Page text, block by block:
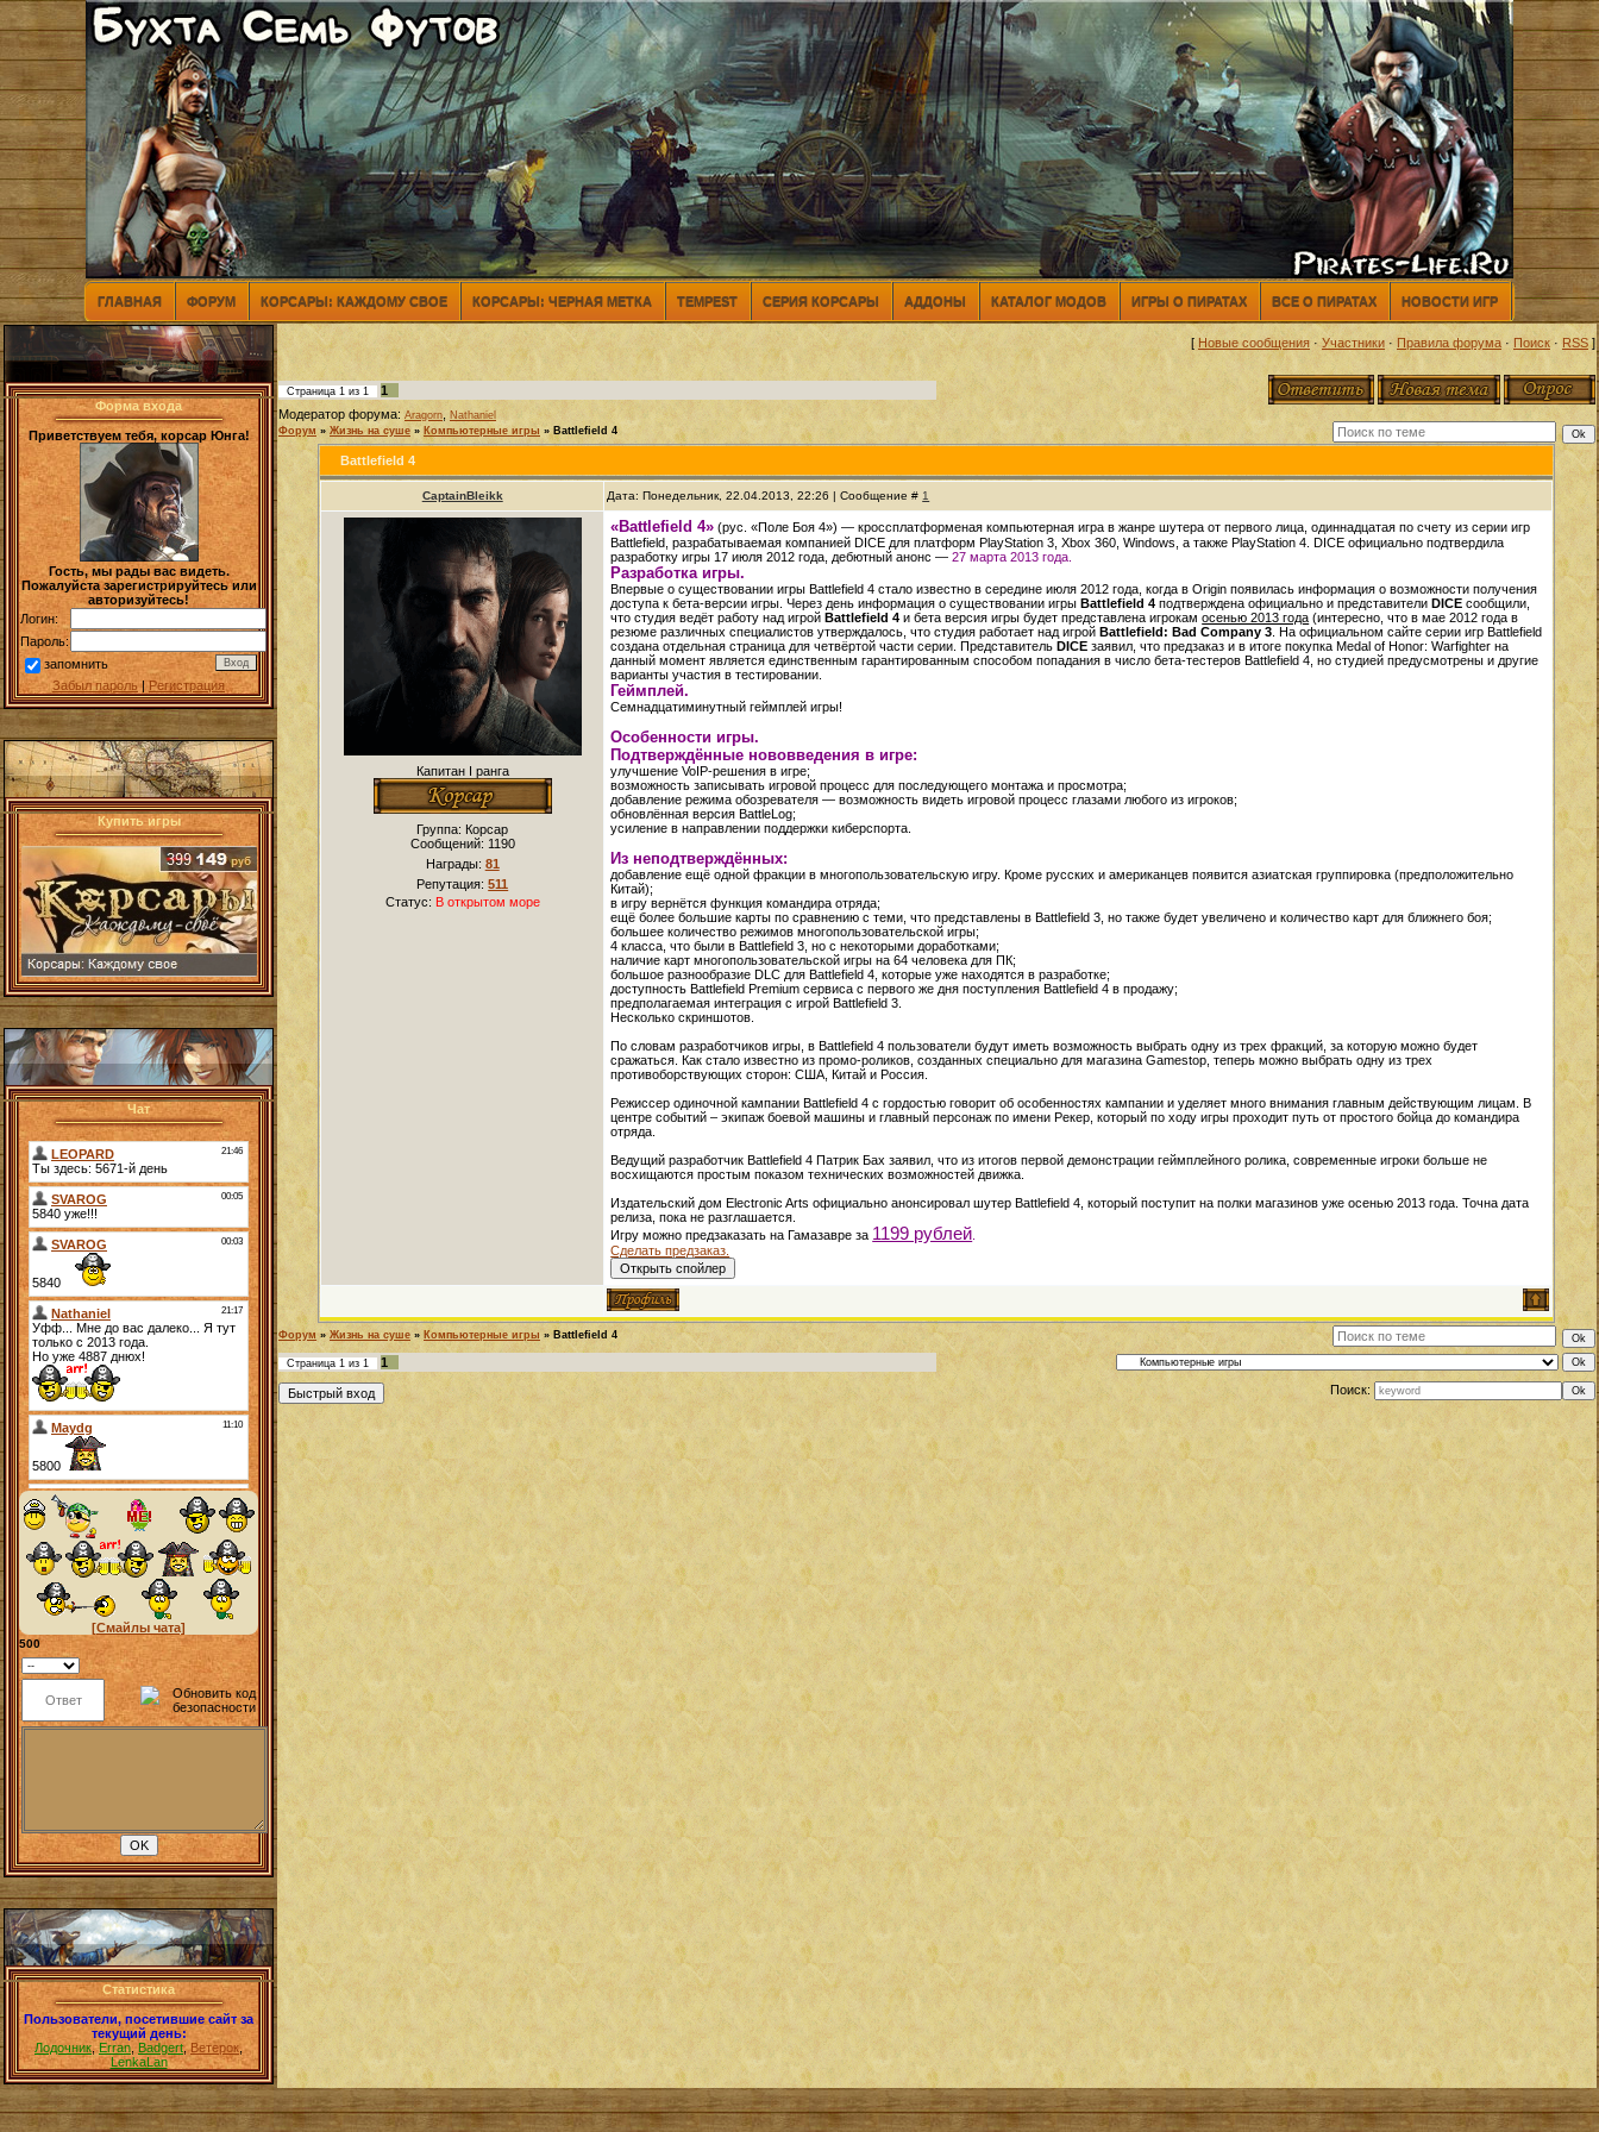
ГЛАВНАЯ ФОРУМ КОРСАРЫ: КАЖДОМУ СВОЕ КОРСАРЫ: ЧЕРНАЯ МЕТКА TEMPEST СЕРИЯ КОРСАРЫ АДДОНЫ КАТАЛОГ МОДОВ ИГРЫ О ПИРАТАХ ВСЕ О ПИРАТАХ НОВОСТИ ИГР
Форма входа
Приветствуем тебя, корсар Юнга!
Гость, мы рады вас видеть.
Пожалуйста зарегистрируйтесь или
авторизуйтесь!
Логин:
Пароль:
запомнить
Забыл пароль|Регистрация
Купить игры
Чат
[Смайлы чата]
500
Статистика
Пользователи, посетившие сайт за
текущий день:
Лодочник,Erran Badgert,Ветерок,
LenkaLan
[ Новые сообщения · Участники · Правила форума · Поиск · RSS]
Страница 1 из 1
1
Модератор форума: Aragorn
Nathaniel
Форум » Жизнь на суше » Компьютерные игры » Battlefield 4
Battlefield 4
CaptainBleikk Дата: Понедельник, 22.04.2013, 22:26 | Сообщение # 1
Капитан I ранга
Группа: Корсар
Сообщений: 1190
Награды: 81
Репутация:511
Статус: В открытом море
«Battlefield 4» (рус. «Поле Боя 4») — кроссплатформеная компьютерная игра в жанре шутера от первого лица, одиннадцатая по счету из серии игр
Battlefield, разрабатываемая компанией DICE для платформ PlayStation 3, Xbox 360, Windows, а также PlayStation 4. DICE официально подтвердила
разработку игры 17 июля 2012 года, дебютный анонс —27 марта 2013 года.
Разработка игры.
Впервые о существовании игры Battlefield 4 стало известно в середине июля 2012 года, когда в Origin появилась информация о возможности получения
доступа к бета-версии игры. Через день информация о существовании игрыBattlefield 4 подтверждена официально и представителиDICE сообщили,
что студия ведёт работу над игройBattlefield 4 и бета версия игры будет представлена игрокамосенью 2013 года (интересно, что в мае 2012 года в
резюме различных специалистов утверждалось, что студия работает над игройBattlefield: Bad Company 3 . На официальном сайте серии игр Battlefield
создана отдельная страница для четвёртой части серии. ПредставительDICE заявил, что предзаказ и в итоге покупка Medal of Honor: Warfighter на
данный момент является единственным гарантированным способом попадания в число бета-тестеров Battlefield 4, но студией предусмотрены и другие
варианты участия в тестировании.
Геймплей.
Семнадцатиминутный геймплей игры!
Особенности игры.
Подтверждённые нововведения в игре:
улучшение VoIP-решения в игре;
возможность записывать игровой процесс для последующего монтажа и просмотра;
добавление режима обозревателя — возможность видеть игровой процесс глазами любого из игроков;
обновлённая версия BattleLog;
усиление в направлении поддержки киберспорта.
Из неподтверждённых:
добавление ещё одной фракции в многопользовательскую игру. Кроме русских и американцев появится азиатская группировка (предположительно
Китай);
в игру вернётся функция командира отряда;
ещё более большие карты по сравнению с теми, что представлены в Battlefield 3, но также будет увеличено и количество карт для ближнего боя;
большее количество режимов многопользовательской игры;
4 класса, что были в Battlefield 3, но с некоторыми доработками;
наличие карт многопользовательской игры на 64 человека для ПК;
большое разнообразие DLC для Battlefield 4, которые уже находятся в разработке;
доступность Battlefield Premium сервиса с первого же дня поступления Battlefield 4 в продажу;
предполагаемая интеграция с игрой Battlefield 3.
Несколько скриншотов.
По словам разработчиков игры, в Battlefield 4 пользователи будут иметь возможность выбрать одну из трех фракций, за которую можно будет
сражаться. Как стало известно из промо-роликов, созданных специально для магазина Gamestop, теперь можно выбрать одну из трех
противоборствующих сторон: США, Китай и Россия.
Режиссер одиночной кампании Battlefield 4 с гордостью говорит об особенностях кампании и уделяет много внимания главным действующим лицам. В
центре событий – экипаж боевой машины и главный персонаж по имени Рекер, который по ходу игры проходит путь от простого бойца до командира
отряда.
Ведущий разработчик Battlefield 4 Патрик Бах заявил, что из итогов первой демонстрации геймплейного ролика, современные игроки больше не
восхищаются простым показом технических возможностей движка.
Издательский дом Electronic Arts официально анонсировал шутер Battlefield 4, который поступит на полки магазинов уже осенью 2013 года. Точна дата
релиза, пока не разглашается.
Игру можно предзаказать на Гамазавре за 1199 рублей
Сделать предзаказ.
Форум » Жизнь на суше » Компьютерные игры » Battlefield 4
Страница 1 из 1
1
Поиск: